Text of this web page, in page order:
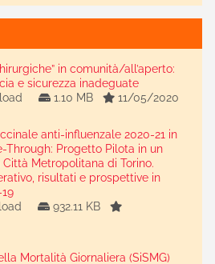
in comunità/all’aperto:
e sicurezza inadeguate
1.10 MB 11/05/2020
anti-influenzale 2020-21 in
Through: Progetto Pilota in un
Metropolitana di Torino.
risultati e prospettive in
932.11 KB
Mortalità Giornaliera (SiSMG)